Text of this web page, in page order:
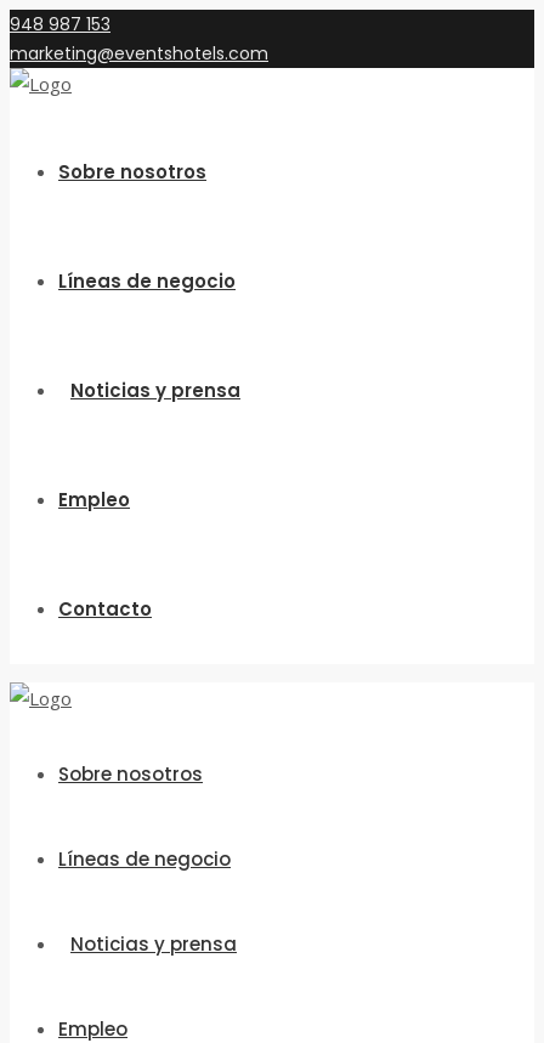
948 987 153
marketing@eventshotels.com
Sobre nosotros
Líneas de negocio
Noticias y prensa
Empleo
Contacto
Sobre nosotros
Líneas de negocio
Noticias y prensa
Empleo